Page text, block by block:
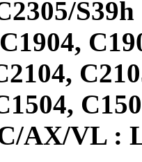
S39h
AX/VL :